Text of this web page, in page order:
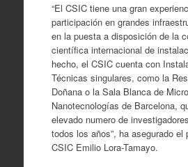
“El CSIC tiene una gran
participación en grandes
en la puesta a disposición de la
científica internacional de
hecho, el CSIC cuenta con
Técnicas singulares, como la
Doñana o la Sala Blanca de
Nanotecnologías de Barcelona,
elevado numero de
todos los años”, ha asegurado el
CSIC Emilio Lora-Tamayo.